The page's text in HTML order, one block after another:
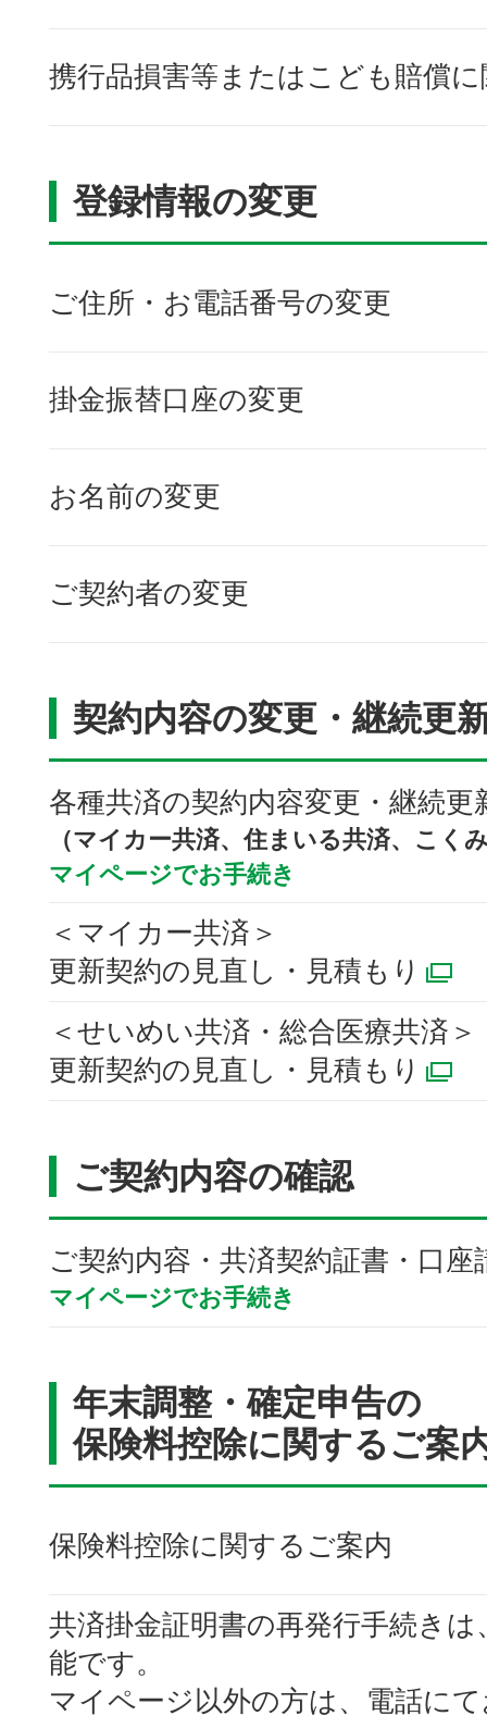
携行品損害等またはこども賠償
登録情報の変更
ご住所・お電話番号の変更
掛金振替口座の変更
お名前の変更
ご契約者の変更
契約内容の変更・継続更
各種共済の契約内容変更・継続更
（マイカー共済、住まいる共済、こく
マイページでお手続き
＜マイカー共済＞
更新契約の見直し・見積もり
＜せいめい共済・総合医療共済＞
更新契約の見直し・見積もり
ご契約内容の確認
ご契約内容・共済契約証書・口
マイページでお手続き
年末調整・確定申告の
保険料控除に関するご案
保険料控除に関するご案内
共済掛金証明書の再発行手続き
能です。
マイページ以外の方は、電話に